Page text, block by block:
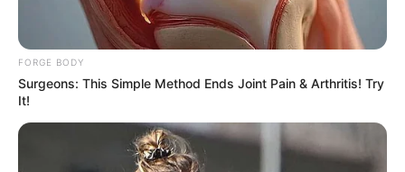
เปิดสมัครสมาชิก (ฟรี) เร็วๆนี้
FORGE BODY
Surgeons: This Simple Method Ends Joint Pain & Arthritis! Try
It!